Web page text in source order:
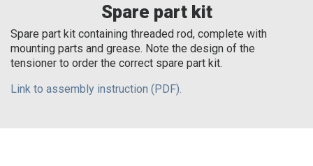
Spare part kit
Spare part kit containing threaded rod, complete with
mounting parts and grease. Note the design of the
tensioner to order the correct spare part kit.
Link to assembly instruction (PDF).